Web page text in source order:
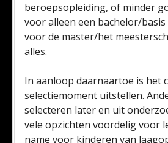
beroepsopleiding, of minder
voor alleen een bachelor/
voor de master/het
alles.
In aanloop daarnaartoe is het
selectiemoment uitstellen.
selecteren later en uit
vele opzichten voordelig voor
name voor kinderen van